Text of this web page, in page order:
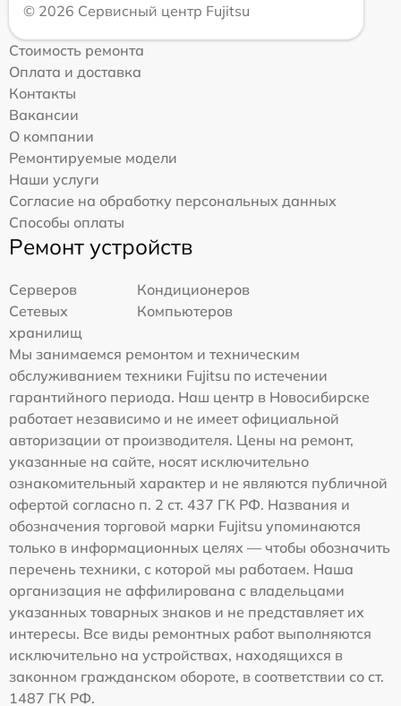
© 2026 Сервисный центр Fujitsu
Стоимость ремонта
Оплата и доставка
Контакты
Вакансии
О компании
Ремонтируемые модели
Наши услуги
Согласие на обработку персональных данных
Способы оплаты
Ремонт устройств
Серверов
Кондиционеров
Сетевых
хранилищ
Компьютеров
Мы занимаемся ремонтом и техническим
обслуживанием техники Fujitsu по истечении
гарантийного периода. Наш центр в Новосибирске
работает независимо и не имеет официальной
авторизации от производителя. Цены на ремонт,
указанные на сайте, носят исключительно
ознакомительный характер и не являются публичной
офертой согласно п. 2 ст. 437 ГК РФ. Названия и
обозначения торговой марки Fujitsu упоминаются
только в информационных целях — чтобы обозначить
перечень техники, с которой мы работаем. Наша
организация не аффилирована с владельцами
указанных товарных знаков и не представляет их
интересы. Все виды ремонтных работ выполняются
исключительно на устройствах, находящихся в
законном гражданском обороте, в соответствии со ст.
1487 ГК РФ.